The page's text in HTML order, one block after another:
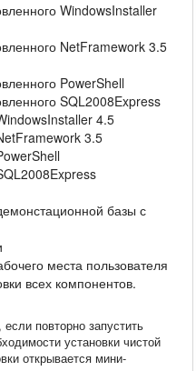
WindowsInstaller
NetFramework 3.5
PowerShell
SQL2008Express
4.5
3.5
базы с
места пользователя
всех компонентов.
повторно запустить
установки чистой
открывается мини-